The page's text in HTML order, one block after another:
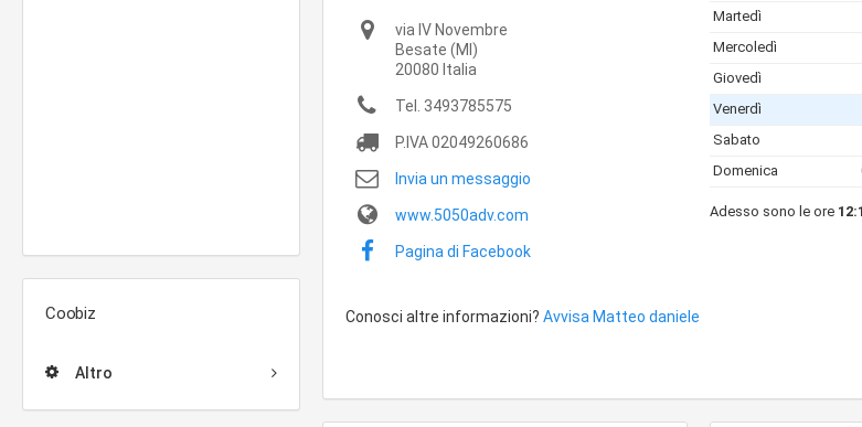
Coobiz
Altro
via IV Novembre
Besate (MI)
20080 Italia
Tel. 3493785575
P.IVA02049260686
Invia un messaggio
www.5050adv.com
Pagina di Facebook
Martedì
Mercoledì
Giovedì
Venerdì
Sabato
Domenica
Adesso sono le ore
Conosci altre informazioni? Avvisa Matteo daniele